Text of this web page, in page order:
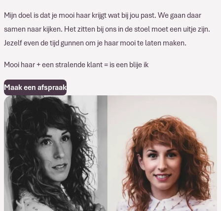
Mijn doel is dat je mooi haar krijgt wat bij jou past. We gaan daar
samen naar kijken. Het zitten bij ons in de stoel moet een uitje zijn.
Jezelf even de tijd gunnen om je haar mooi te laten maken.
Mooi haar + een stralende klant = is een blije ik
Maak een afspraak